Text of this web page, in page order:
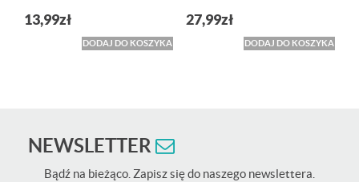
13,99zł
DODAJ DO KOSZYKA
27,99zł
DODAJ DO KOSZYKA
NEWSLETTER
Bądź na bieżąco. Zapisz się do naszego newslettera.